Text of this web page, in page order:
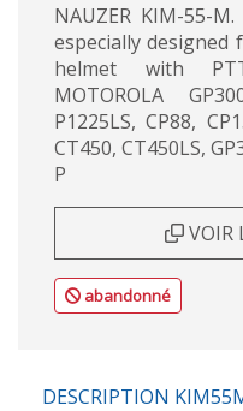
NAUZER KIM-55-
especially
helmet with
MOTOROLA
P1225LS, CP88,
CT450, CT450LS,
P
VOIR
abandonné
DESCRIPTION